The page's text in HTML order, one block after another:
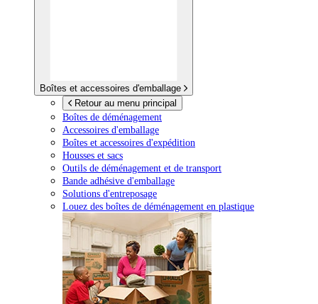
Boîtes et accessoires d'emballage
Retour au menu principal
Boîtes de déménagement
Accessoires d'emballage
Boîtes et accessoires d'expédition
Housses et sacs
Outils de déménagement et de transport
Bande adhésive d'emballage
Solutions d'entreposage
Louez des boîtes de déménagement en plastique